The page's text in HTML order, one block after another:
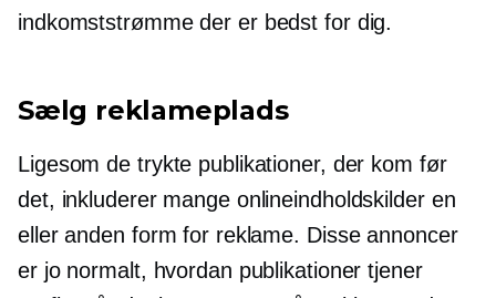
indkomststrømme der er bedst for dig.
Sælg reklameplads
Ligesom de trykte publikationer, der kom før
det, inkluderer mange onlineindholdskilder en
eller anden form for reklame. Disse annoncer
er jo normalt, hvordan publikationer tjener